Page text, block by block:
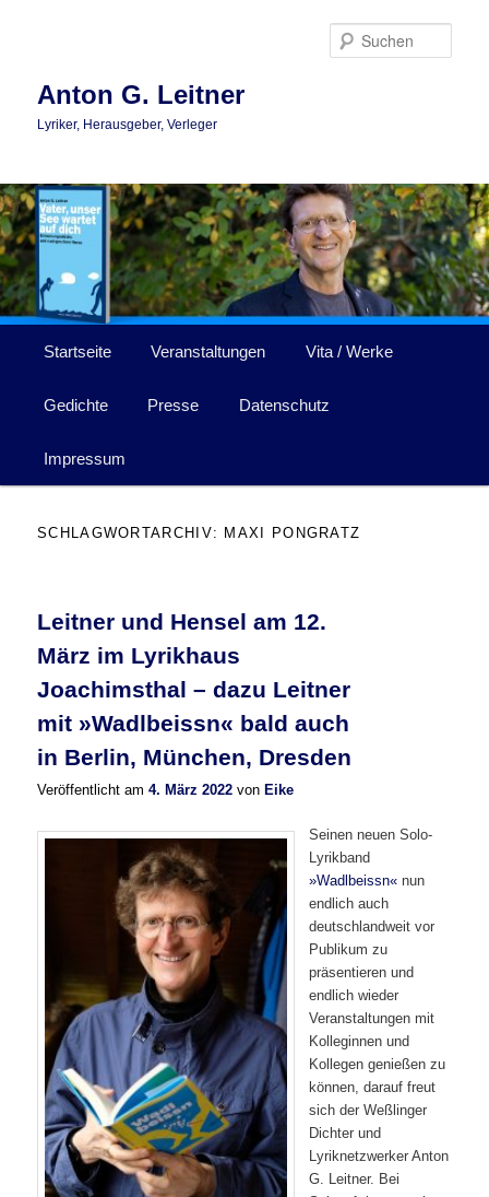
Anton G. Leitner
Lyriker, Herausgeber, Verleger
Startseite Veranstaltungen Vita / Werke
Gedichte Presse Datenschutz
Impressum
SCHLAGWORTARCHIV: MAXI PONGRATZ
Leitner und Hensel am 12.
März im Lyrikhaus
Joachimsthal – dazu Leitner
mit »Wadlbeissn« bald auch
in Berlin, München, Dresden
Veröffentlicht am4. März 2022 von Eike
Seinen neuen Solo-
Lyrikband
»Wadlbeissn« nun
endlich auch
deutschlandweit vor
Publikum zu
präsentieren und
endlich wieder
Veranstaltungen mit
Kolleginnen und
Kollegen genießen zu
können, darauf freut
sich der Weßlinger
Dichter und
Lyriknetzwerker Anton
G. Leitner. Bei